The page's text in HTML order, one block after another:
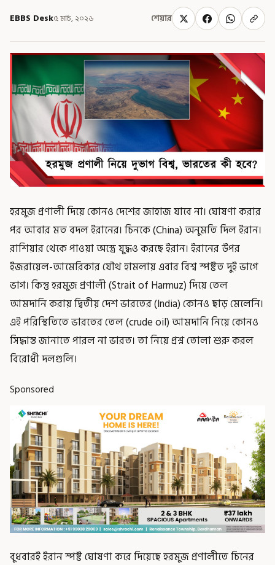
EBBS Desk৫ মার্চ, ২০২৬ শেয়ার
হরমুজ প্রণালী দিয়ে কোনও দেশের জাহাজ যাবে না। ঘোষণা করার
পর আবার মত বদল ইরানের। চিনকে (China) অনুমতি দিল ইরান।
রাশিয়ার থেকে পাওয়া অস্ত্রে যুদ্ধও করছে ইরান। ইরানের উপর
ইজরায়েল-আমেরিকার যৌথ হামলায় এবার বিশ্ব স্পষ্টত দুই ভাগে
ভাগ। কিন্তু হরমুজ প্রণালী (Strait of Harmuz) দিয়ে তেল
আমদানি করায় দ্বিতীয় দেশ ভারতের (India) কোনও ছাড় মেলেনি।
এই পরিস্থিতিতে ভারতের তেল (crude oil) আমদানি নিয়ে কোনও
সিদ্ধান্ত জানাতে পারল না ভারত। তা নিয়ে প্রশ্ন তোলা শুরু করল
বিরোধী দলগুলি।
Sponsored
বুধবারই ইরান স্পষ্ট ঘোষণা করে দিয়েছে হরমুজ প্রণালীতে চিনের